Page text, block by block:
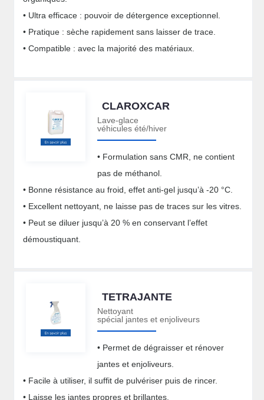
• Ultra efficace : pouvoir de détergence exceptionnel.
• Pratique : sèche rapidement sans laisser de trace.
• Compatible : avec la majorité des matériaux.
CLAROXCAR
Lave-glace
véhicules été/hiver
• Formulation sans CMR, ne contient
pas de méthanol.
• Bonne résistance au froid, effet anti-gel jusqu’à -20 °C.
• Excellent nettoyant, ne laisse pas de traces sur les vitres.
• Peut se diluer jusqu’à 20 % en conservant l’effet
démoustiquant.
TETRAJANTE
Nettoyant
spécial jantes et enjoliveurs
• Permet de dégraisser et rénover
jantes et enjoliveurs.
• Facile à utiliser, il suffit de pulvériser puis de rincer.
• Laisse les jantes propres et brillantes.